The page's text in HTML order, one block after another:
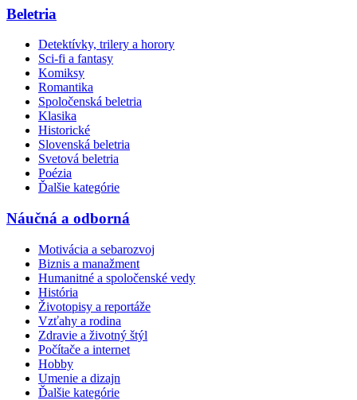
Beletria
Detektívky, trilery a horory
Sci-fi a fantasy
Komiksy
Romantika
Spoločenská beletria
Klasika
Historické
Slovenská beletria
Svetová beletria
Poézia
Ďalšie kategórie
Náučná a odborná
Motivácia a sebarozvoj
Biznis a manažment
Humanitné a spoločenské vedy
História
Životopisy a reportáže
Vzťahy a rodina
Zdravie a životný štýl
Počítače a internet
Hobby
Umenie a dizajn
Ďalšie kategórie